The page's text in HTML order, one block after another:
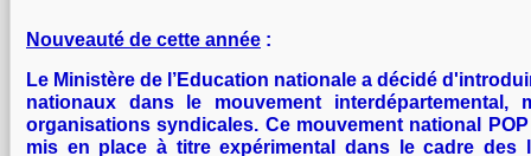
Nouveauté de cette année :
Le Ministère de l’Education nationale a décidé
nationaux dans le mouvement interdépartemental,
organisations syndicales. Ce mouvement national
mis en place à titre expérimental dans le cadre des